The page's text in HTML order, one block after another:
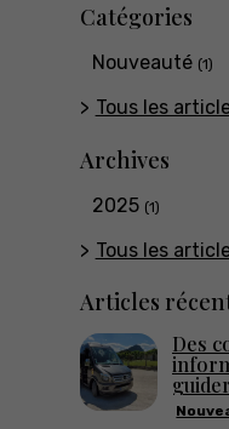
Catégories
Nouveauté (1)
Tous les
Archives
2025 (1)
Tous les
Articles
Des
guider